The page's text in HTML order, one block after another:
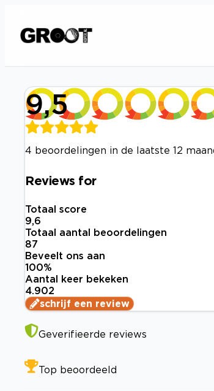
9,5
4 beoordelingen in de laatste 12
Reviews for
Totaal score
9,6
Totaal aantal beoordelingen
87
Beveelt ons aan
100%
Aantal keer bekeken
4.902
schrijf een review
Geverifieerde reviews
Top beoordeeld